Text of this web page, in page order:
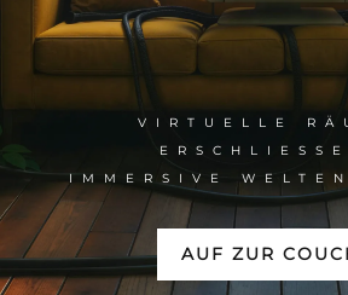
VIRTUELLE
IMMERSIVE
AUF ZUR